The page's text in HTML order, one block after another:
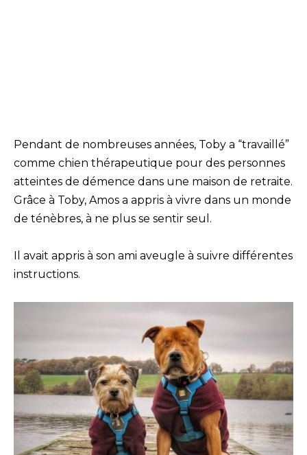
Pendant de nombreuses années, Toby a “travaillé”
comme chien thérapeutique pour des personnes
atteintes de démence dans une maison de retraite.
Grâce à Toby, Amos a appris à vivre dans un monde
de ténèbres, à ne plus se sentir seul.
Il avait appris à son ami aveugle à suivre différentes
instructions.